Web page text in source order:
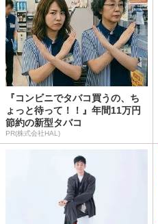
『コンビニでタバコ買うの、ち
ょっと待って！！』年間11万円
節約の新型タバコ
PR(株式会社HAL)